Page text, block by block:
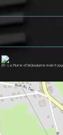
(© :La Plume d’Oie)la-plume-d-oie-9.jpg